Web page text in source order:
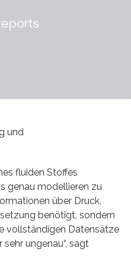
und
fluiden Stoffes
genau modellieren zu
über Druck,
benötigt, sondern
vollständigen Datensätze
ungenau“, sagt